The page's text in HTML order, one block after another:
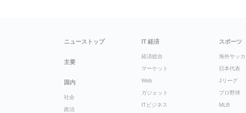
ニューストップ
主要
国内
社会
政治
IT 経済
経済総合
マーケット
Web
ガジェット
ITビジネス
スポーツ
海外サッカ
日本代表
Jリーグ
プロ野球
MLB